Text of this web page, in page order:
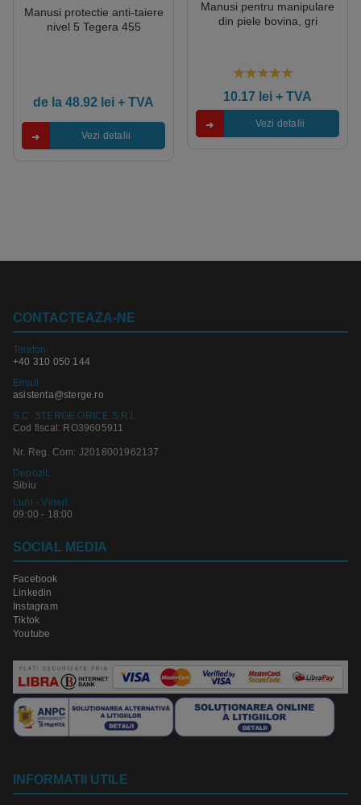
Manusi protectie anti-taiere
nivel 5 Tegera 455
de la 48.92 lei + TVA
Vezi detalii
Manusi pentru manipulare
din piele bovina, gri
10.17 lei + TVA
Vezi detalii
CONTACTEAZA-NE
Telefon:
+40 310 050 144
Email
asistenta@sterge.ro
S.C. STERGE ORICE S.R.L.
Cod fiscal: RO39605911
Nr. Reg. Com: J2018001962137
Depozit:
Sibiu
Luni - Vineri:
09:00 - 18:00
SOCIAL MEDIA
Facebook
Linkedin
Instagram
Tiktok
Youtube
INFORMATII UTILE